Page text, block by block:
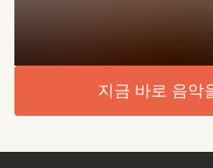
지금 바로 음악